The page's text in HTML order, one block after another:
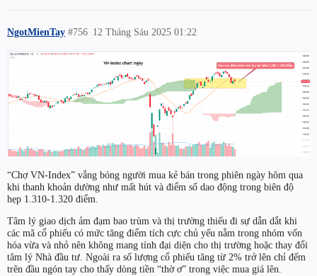
NgotMienTay 12 Tháng Sáu 2025 01:22
#756
“Chợ VN-Index” vắng bóng người mua kẻ bán trong phiên ngày hôm qua
khi thanh khoản dường như mất hút và điểm số dao động trong biên độ
hẹp 1.310-1.320 điểm.
Tâm lý giao dịch ảm đạm bao trùm và thị trường thiếu đi sự dẫn dắt khi
các mã cổ phiếu có mức tăng điểm tích cực chủ yếu nằm trong nhóm vốn
hóa vừa và nhỏ nên không mang tính đại diện cho thị trường hoặc thay đổi
tâm lý Nhà đầu tư. Ngoài ra số lượng cổ phiếu tăng từ 2% trở lên chỉ đếm
trên đầu ngón tay cho thấy dòng tiền “thờ ơ” trong việc mua giá lên.